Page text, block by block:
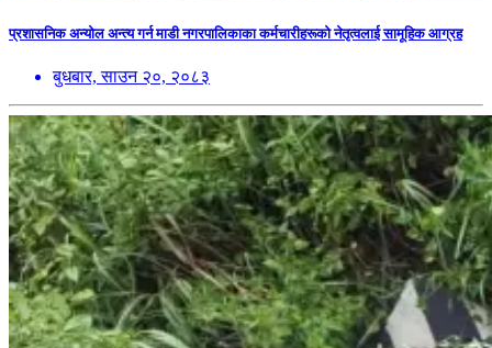
प्रशासनिक अन्योल अन्त्य गर्न माडी नगरपालिकाका कर्मचारीहरूको नेतृत्वलाई सामूहिक आग्रह
बुधबार, साउन २०, २०८३